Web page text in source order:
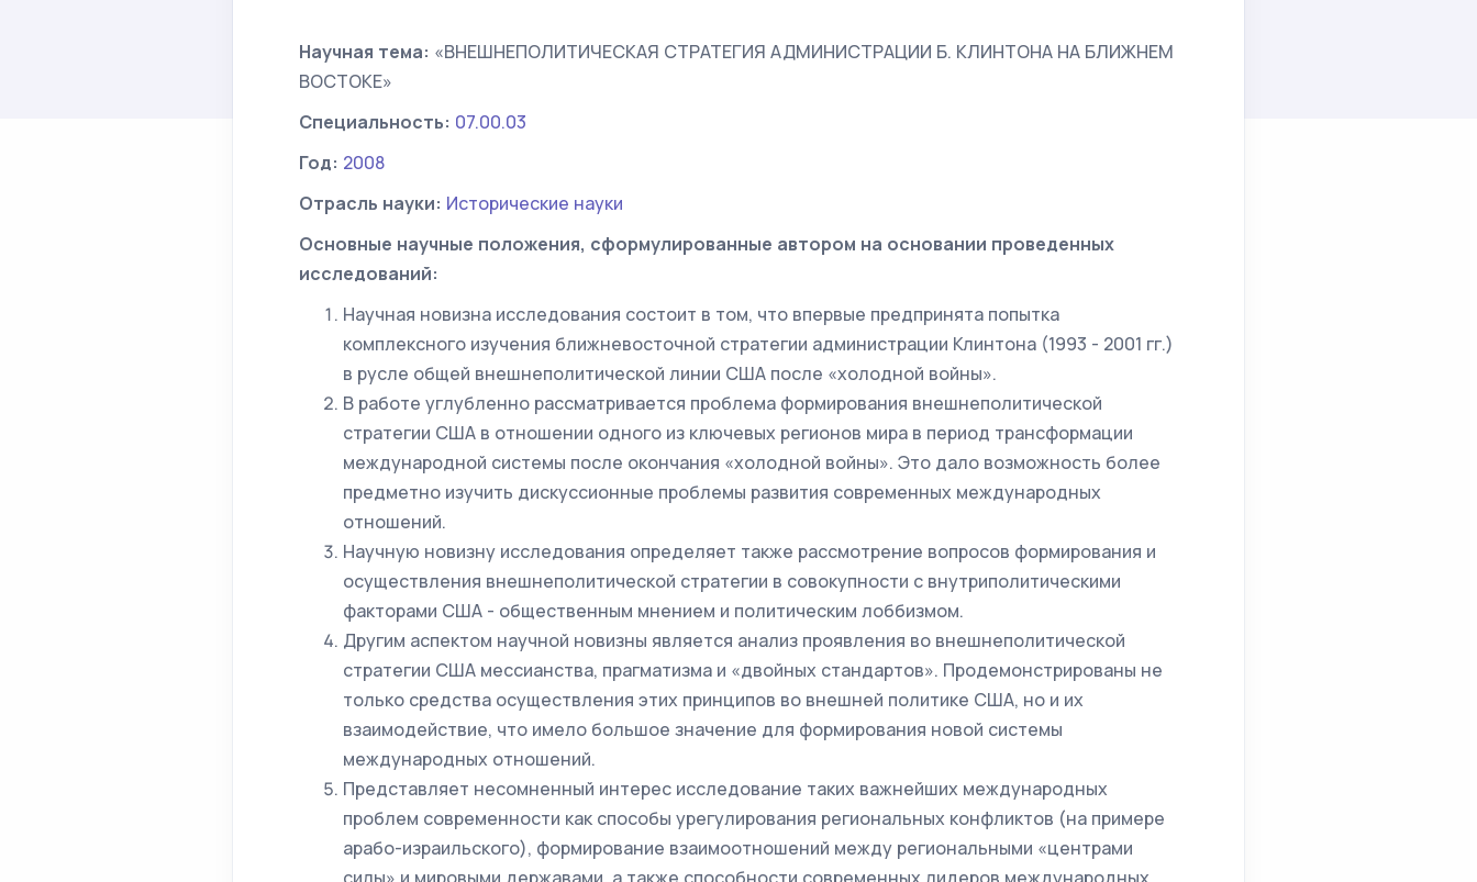
Научная тема: «ВНЕШНЕПОЛИТИЧЕСКАЯ СТРАТЕГИЯ АДМИНИСТРАЦИИ Б. КЛИНТОНА НА БЛИЖНЕМ
ВОСТОКЕ»
Специальность: 07.00.03
Год: 2008
Отрасль науки: Исторические науки
Основные научные положения, сформулированные автором на основании проведенных
исследований:
Научная новизна исследования состоит в том, что впервые предпринята попытка
комплексного изучения ближневосточной стратегии администрации Клинтона (1993 - 2001 гг.)
в русле общей внешнеполитической линии США после «холодной войны».
В работе углубленно рассматривается проблема формирования внешнеполитической
стратегии США в отношении одного из ключевых регионов мира в период трансформации
международной системы после окончания «холодной войны». Это дало возможность более
предметно изучить дискуссионные проблемы развития современных международных
отношений.
Научную новизну исследования определяет также рассмотрение вопросов формирования и
осуществления внешнеполитической стратегии в совокупности с внутриполитическими
факторами США - общественным мнением и политическим лоббизмом.
Другим аспектом научной новизны является анализ проявления во внешнеполитической
стратегии США мессианства, прагматизма и «двойных стандартов». Продемонстрированы не
только средства осуществления этих принципов во внешней политике США, но и их
взаимодействие, что имело большое значение для формирования новой системы
международных отношений.
Представляет несомненный интерес исследование таких важнейших международных
проблем современности как способы урегулирования региональных конфликтов (на примере
арабо-израильского), формирование взаимоотношений между региональными «центрами